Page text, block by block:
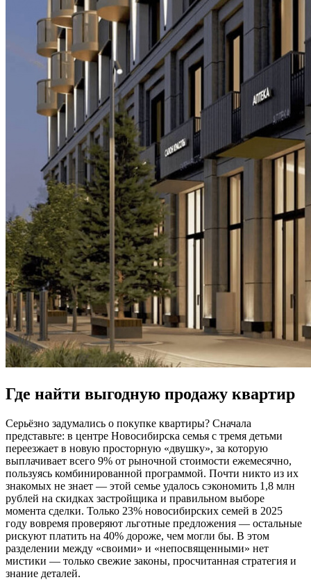
Где найти выгодную продажу квартир
Серьёзно задумались о покупке квартиры? Сначала
представьте: в центре Новосибирска семья с тремя детьми
переезжает в новую просторную «двушку», за которую
выплачивает всего 9% от рыночной стоимости ежемесячно,
пользуясь комбинированной программой. Почти никто из их
знакомых не знает — этой семье удалось сэкономить 1,8 млн
рублей на скидках застройщика и правильном выборе
момента сделки. Только 23% новосибирских семей в 2025
году вовремя проверяют льготные предложения — остальные
рискуют платить на 40% дороже, чем могли бы. В этом
разделении между «своими» и «непосвященными» нет
мистики — только свежие законы, просчитанная стратегия и
знание деталей.